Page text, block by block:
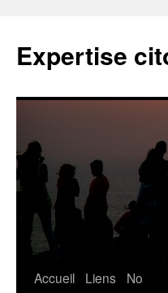
Expertise
Accueil Liens
No